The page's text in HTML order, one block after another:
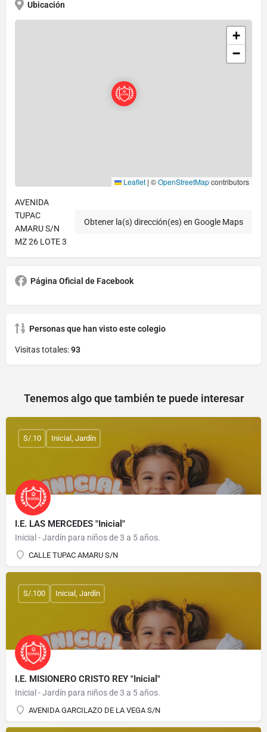
Ubicación
+
−
Leaflet | ©OpenStreetMapcontributors
AVENIDA
TUPAC
AMARU S/N
MZ 26 LOTE 3
Obtener la(s) dirección(es) en Google Maps
Página Oficial de Facebook
Personas que han visto este colegio
Visitas totales:93
Tenemos algo que también te puede interesar
I.E. LAS MERCEDES "Inicial"
Inicial - Jardín para niños de 3 a 5 años.
CALLE TUPAC AMARU S/N
S/.10 Inicial, Jardín
I.E. MISIONERO CRISTO REY "Inicial"
Inicial - Jardín para niños de 3 a 5 años.
AVENIDA GARCILAZO DE LA VEGA S/N
S/.100 Inicial, Jardín